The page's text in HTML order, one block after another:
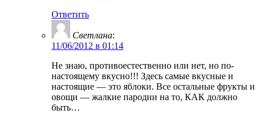
Ответить
Светлана:
11/06/2012 в 01:14
Не знаю, противоестественно или нет, но по-
настоящему вкусно!!! Здесь самые вкусные и
настоящие — это яблоки. Все остальные фрукты и
овощи — жалкие пародии на то, КАК должно
быть…